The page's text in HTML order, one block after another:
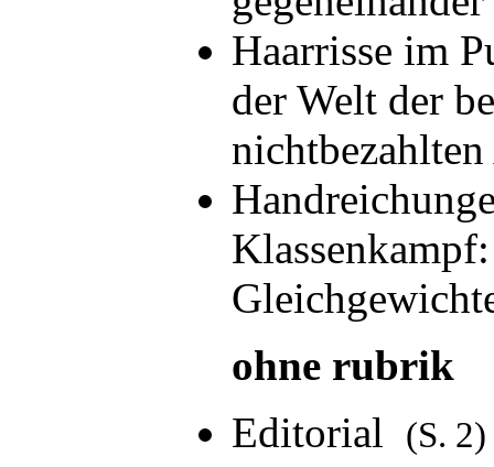
Haarrisse im
der Welt der
ohne rubrik
Editorial
(S. 2)